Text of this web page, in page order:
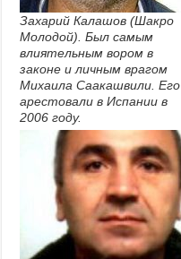
Захарий Калашов (Шакро
Молодой). Был самым
влиятельным вором в
законе и личным врагом
Михаила Саакашвили. Его
арестовали в Испании в
2006 году.